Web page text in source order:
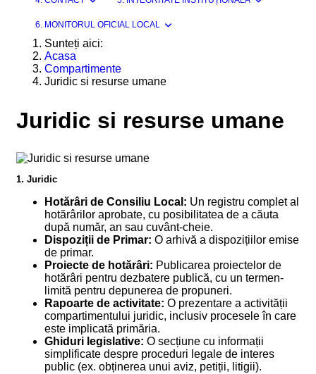
6. MONITORUL OFICIAL LOCAL
Sunteți aici:
Acasa
Compartimente
Juridic si resurse umane
Juridic si resurse umane
1. Juridic
Hotărâri de Consiliu Local: Un registru complet al
hotărârilor aprobate, cu posibilitatea de a căuta
după număr, an sau cuvânt-cheie.
Dispoziții de Primar: O arhivă a dispozițiilor emise
de primar.
Proiecte de hotărâri: Publicarea proiectelor de
hotărâri pentru dezbatere publică, cu un termen-
limită pentru depunerea de propuneri.
Rapoarte de activitate: O prezentare a activității
compartimentului juridic, inclusiv procesele în care
este implicată primăria.
Ghiduri legislative: O secțiune cu informații
simplificate despre proceduri legale de interes
public (ex. obținerea unui aviz, petiții, litigii).